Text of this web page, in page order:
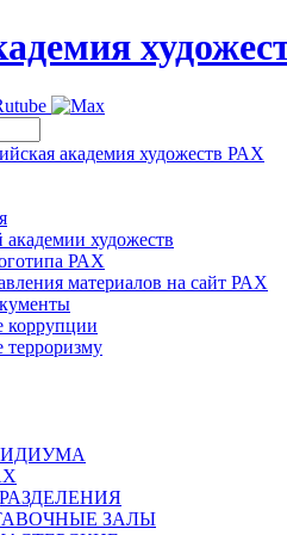
академия художеств РАХ
академии художеств
РАХ
материалов на сайт РАХ
коррупции
терроризму
ЗАЛЫ